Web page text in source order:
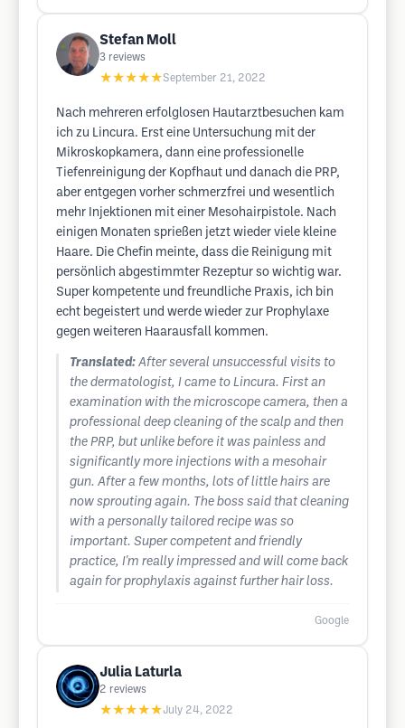
Stefan Moll
3 reviews
★★★★★September 21, 2022
Nach mehreren erfolglosen Hautarztbesuchen kam
ich zu Lincura. Erst eine Untersuchung mit der
Mikroskopkamera, dann eine professionelle
Tiefenreinigung der Kopfhaut und danach die PRP,
aber entgegen vorher schmerzfrei und wesentlich
mehr Injektionen mit einer Mesohairpistole. Nach
einigen Monaten sprießen jetzt wieder viele kleine
Haare. Die Chefin meinte, dass die Reinigung mit
persönlich abgestimmter Rezeptur so wichtig war.
Super kompetente und freundliche Praxis, ich bin
echt begeistert und werde wieder zur Prophylaxe
gegen weiteren Haarausfall kommen.
Translated: After several unsuccessful visits to
the dermatologist, I came to Lincura. First an
examination with the microscope camera, then a
professional deep cleaning of the scalp and then
the PRP, but unlike before it was painless and
significantly more injections with a mesohair
gun. After a few months, lots of little hairs are
now sprouting again. The boss said that cleaning
with a personally tailored recipe was so
important. Super competent and friendly
practice, I'm really impressed and will come back
again for prophylaxis against further hair loss.
Google
Julia Laturla
2 reviews
★★★★★July 24, 2022